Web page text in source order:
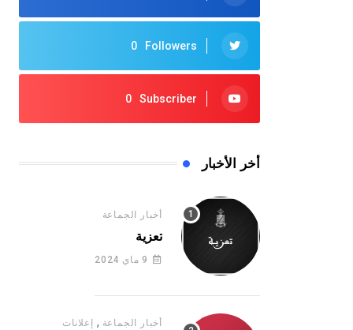
0 Followers
0 Subscriber
أخر الأخبار
أخبار الجماعة
تعزية
9 ماي 2024
أخبار الجماعة , إعلانات